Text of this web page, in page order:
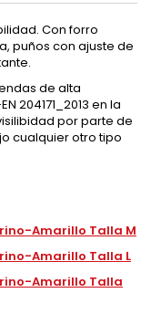
Con forro
puños con ajuste de
de alta
204171_2013 en la
por parte de
cualquier otro tipo
Amarillo Talla M
Amarillo Talla L
Amarillo Talla